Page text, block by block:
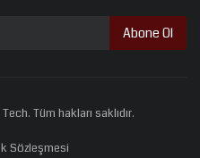
Abone Ol
Tüm hakları saklıdır.
Sözleşmesi